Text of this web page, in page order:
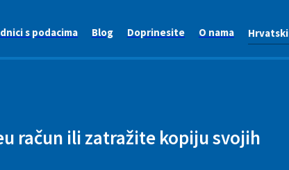
s podacima Blog Doprinesite O nama Hrvatski
račun ili zatražite kopiju svojih